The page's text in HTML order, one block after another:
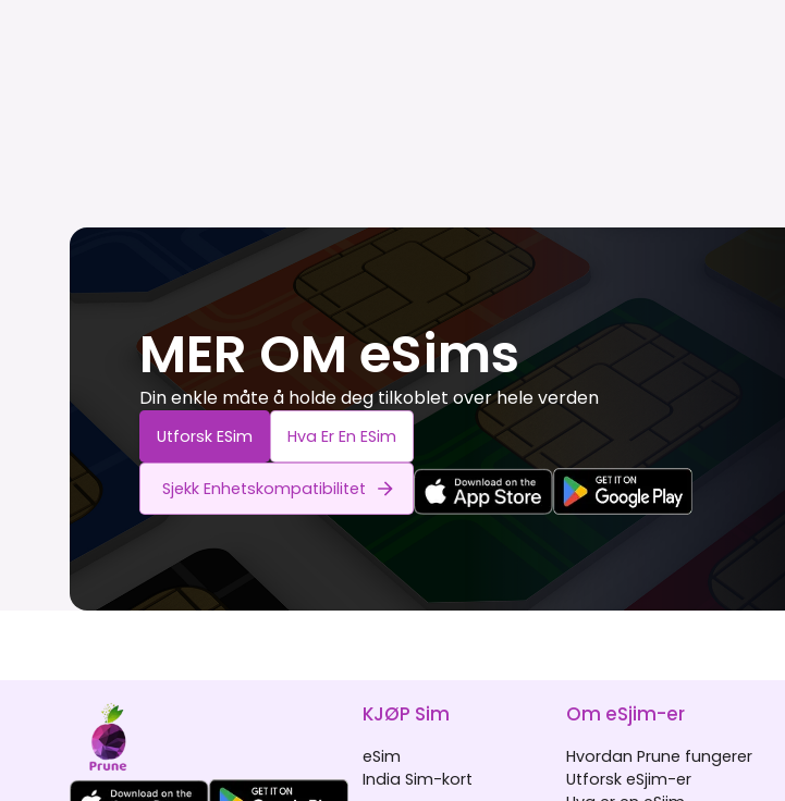
MER OM eSims
Din enkle måte å holde deg tilkoblet over hele verden
Utforsk ESim Hva Er En ESim
Sjekk Enhetskompatibilitet
KJØP Sim
eSim
India Sim-kort
Om eSjim-er
Hvordan Prune fungerer
Utforsk eSjim-er